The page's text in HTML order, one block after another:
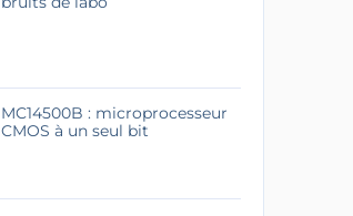
MC14500B : microprocesseur
CMOS à un seul bit